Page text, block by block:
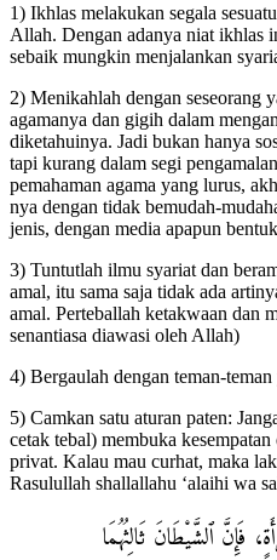
1) Ikhlas melakukan segala
Allah. Dengan adanya niat ikhlas
sebaik mungkin menjalankan
2) Menikahlah dengan seseorang
agamanya dan gigih dalam
diketahuinya. Jadi bukan hanya
tapi kurang dalam segi
pemahaman agama yang lurus,
nya dengan tidak bemudah-
jenis, dengan media apapun
3) Tuntutlah ilmu syariat dan
amal, itu sama saja tidak ada
amal. Perteballah ketakwaan dan
senantiasa diawasi oleh Allah)
4) Bergaulah dengan teman-
5) Camkan satu aturan paten:
cetak tebal) membuka
privat. Kalau mau curhat, maka
Rasulullah shallallahu ‘alaihi wa
فَإِنَّ ٱلشَّيْطَانَ ثَالِثُهُمَا